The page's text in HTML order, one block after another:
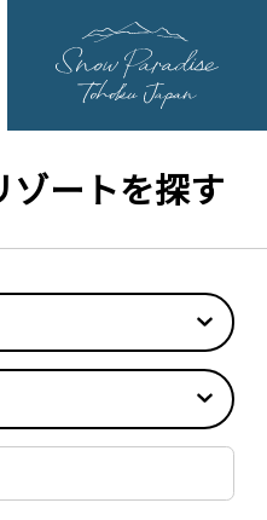
ゾートを探す